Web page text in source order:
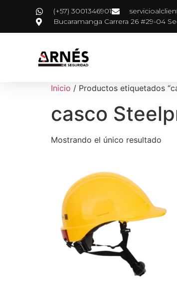
(+57) 3001346901
Bucaramanga Carrera 26 #29-04
Inicio / Productos etiquetados
casco
Mostrando el único resultado